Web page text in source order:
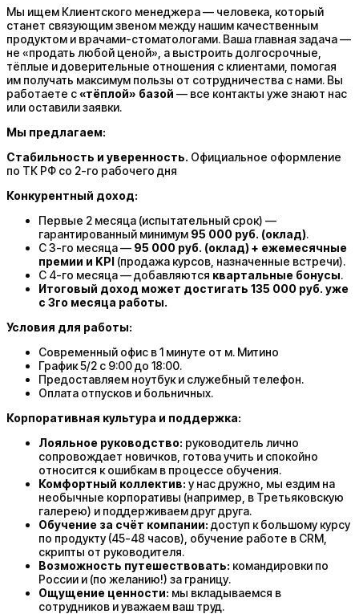
Мы ищем Клиентского менеджера — человека, который
станет связующим звеном между нашим качественным
продуктом и врачами-стоматологами. Ваша главная задача —
не «продать любой ценой», а выстроить долгосрочные,
тёплые и доверительные отношения с клиентами, помогая
им получать максимум пользы от сотрудничества с нами. Вы
работаете с«тёплой» базой — все контакты уже знают нас
или оставили заявки.
Мы предлагаем:
Стабильность и уверенность. Официальное оформление
по ТК РФ со 2-го рабочего дня
Конкурентный доход:
Первые 2 месяца (испытательный срок) —
гарантированный минимум 95 000 руб. (оклад).
С 3-го месяца — 95 000 руб. (оклад) + ежемесячные
премии и KPI (продажа курсов, назначенные встречи).
С 4-го месяца — добавляются квартальные бонусы.
Итоговый доход может достигать 135 000 руб. уже
с 3го месяца работы.
Условия для работы:
Современный офис в 1 минуте от м. Митино
График 5/2 с 9:00 до 18:00.
Предоставляем ноутбук и служебный телефон.
Оплата отпусков и больничных.
Корпоративная культура и поддержка:
Лояльное руководство: руководитель лично
сопровождает новичков, готова учить и спокойно
относится к ошибкам в процессе обучения.
Комфортный коллектив: у нас дружно, мы ездим на
необычные корпоративы (например, в Третьяковскую
галерею) и поддерживаем друг друга.
Обучение за счёт компании: доступ к большому курсу
по продукту (45-48 часов), обучение работе в CRM,
скрипты от руководителя.
Возможность путешествовать: командировки по
России и (по желанию!) за границу.
Ощущение ценности: мы вкладываемся в
сотрудников и уважаем ваш труд.